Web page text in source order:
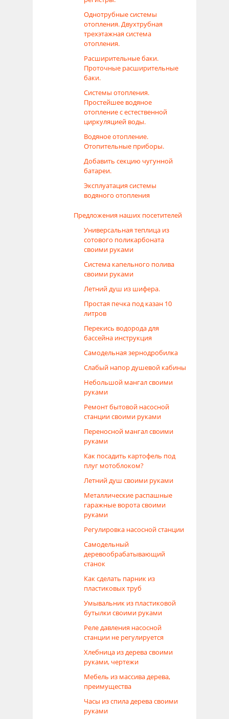
Однотрубные системы
отопления. Двухтрубная
трехэтажная система
отопления.
Расширительные баки.
Проточные расширительные
баки.
Системы отопления.
Простейшее водяное
отопление с естественной
циркуляцией воды.
Водяное отопление.
Отопительные приборы.
Добавить секцию чугунной
батареи.
Эксплуатация системы
водяного отопления
Предложения наших посетителей
Универсальная теплица из
сотового поликарбоната
своими руками
Система капельного полива
своими руками
Летний душ из шифера.
Простая печка под казан 10
литров
Перекись водорода для
бассейна инструкция
Самодельная зернодробилка
Слабый напор душевой кабины
Небольшой мангал своими
руками
Ремонт бытовой насосной
станции своими руками
Переносной мангал своими
руками
Как посадить картофель под
плуг мотоблоком?
Летний душ своими руками
Металлические распашные
гаражные ворота своими
руками
Регулировка насосной станции
Самодельный
деревообрабатывающий
станок
Как сделать парник из
пластиковых труб
Умывальник из пластиковой
бутылки своими руками
Реле давления насосной
станции не регулируется
Хлебница из дерева своими
руками, чертежи
Мебель из массива дерева,
преимущества
Часы из спила дерева своими
руками